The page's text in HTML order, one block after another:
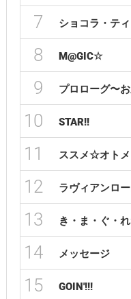
7 ショコラ・テ
8 M@GIC☆
9 プロローグ〜
10 STAR!!
11 ススメ☆オトメ
12 ラヴィアンロ
13 き・ま・ぐ・
14 メッセージ
15 GOIN'!!!